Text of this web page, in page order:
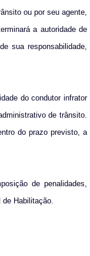
ou por seu agente,
a autoridade de
sua responsabilidade,
do condutor infrator
de trânsito.
do prazo previsto, a
de penalidades,
Habilitação.